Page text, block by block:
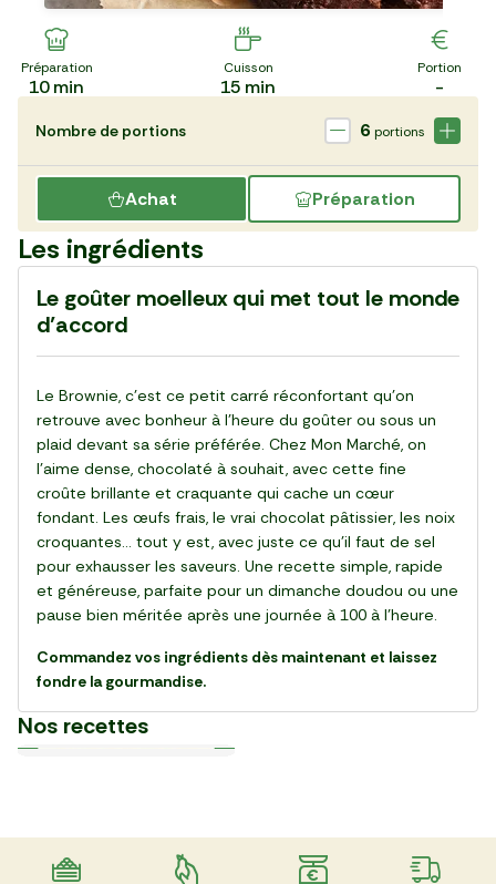
Préparation
10min
Cuisson
15 min
Portion
-
Achat Préparation
Nombre de portions 6 portions
Les ingrédients
Le goûter moelleux qui met tout le monde
d’accord
Le Brownie, c’est ce petit carré réconfortant qu’on
retrouve avec bonheur à l’heure du goûter ou sous un
plaid devant sa série préférée. Chez Mon Marché, on
l’aime dense, chocolaté à souhait, avec cette fine
croûte brillante et craquante qui cache un cœur
fondant. Les œufs frais, le vrai chocolat pâtissier, les noix
croquantes… tout y est, avec juste ce qu’il faut de sel
pour exhausser les saveurs. Une recette simple, rapide
et généreuse, parfaite pour un dimanche doudou ou une
pause bien méritée après une journée à 100 à l’heure.
Commandez vos ingrédients dès maintenant et laissez
fondre la gourmandise.
Nos recettes
La Salade de gnocchi,
mozzarella et serrano
La Pinsa Burrata Pesto
Le Carpaccio de Boeuf
La Kafta sauce tahini 🇯🇴
La Salade de chou rouge
thaï au poulet
Le Club sandwich
Le Taboulé végétal
La Salade de haricots verts
La Tarte Fraîche au Thon
Le Poke bowl au saumon et
légumes croquants 🇺🇸